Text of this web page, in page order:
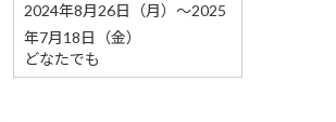
2024年8月26日（月）～2025
年7月18日（金）
どなたでも